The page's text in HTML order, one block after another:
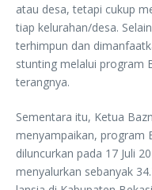
atau desa, tetapi cukup
tiap kelurahan/desa.
terhimpun dan
stunting melalui program
terangnya.
Sementara itu, Ketua
menyampaikan, program
diluncurkan pada 17 Juli
menyalurkan sebanyak